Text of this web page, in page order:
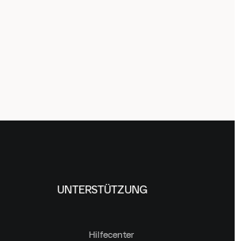
UNTERSTÜTZUNG
Hilfecenter